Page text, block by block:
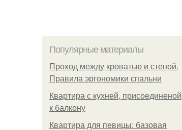
Популярные материалы
Проход между кроватью и стеной.
Правила эргономики спальни
Квартира с кухней, присоединеной
к балкону
Квартира для певицы: базовая